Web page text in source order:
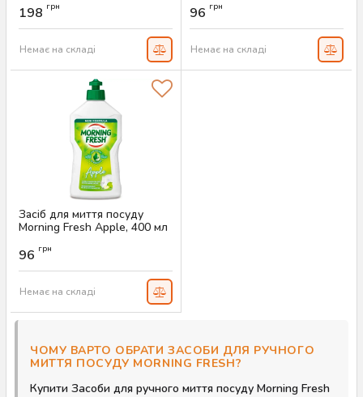
198 грн
Немає на складі
96 грн
Немає на складі
Засіб для миття посуду
Morning Fresh Apple, 400 мл
96 грн
Немає на складі
ЧОМУ ВАРТО ОБРАТИ ЗАСОБИ ДЛЯ РУЧНОГО
МИТТЯ ПОСУДУ MORNING FRESH?
Купити Засоби для ручного миття посуду Morning Fresh